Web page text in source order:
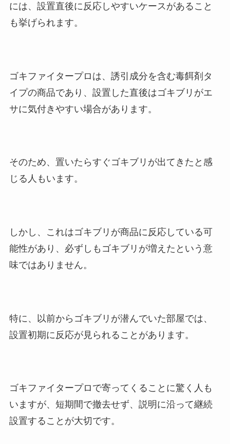
には、設置直後に反応しやすいケースがあること
も挙げられます。
ゴキファイタープロは、誘引成分を含む毒餌剤タ
イプの商品であり、設置した直後はゴキブリがエ
サに気付きやすい場合があります。
そのため、置いたらすぐゴキブリが出てきたと感
じる人もいます。
しかし、これはゴキブリが商品に反応している可
能性があり、必ずしもゴキブリが増えたという意
味ではありません。
特に、以前からゴキブリが潜んでいた部屋では、
設置初期に反応が見られることがあります。
ゴキファイタープロで寄ってくることに驚く人も
いますが、短期間で撤去せず、説明に沿って継続
設置することが大切です。